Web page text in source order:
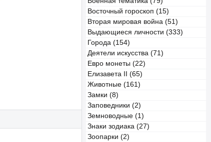
Восточный гороскоп (15)
Вторая мировая война (51)
Выдающиеся личности (333)
Города (154)
Деятели искусства (71)
Евро монеты (22)
Елизавета II (65)
Животные (161)
Замки (8)
Заповедники (2)
Земноводные (1)
Знаки зодиака (27)
Зоопарки (2)